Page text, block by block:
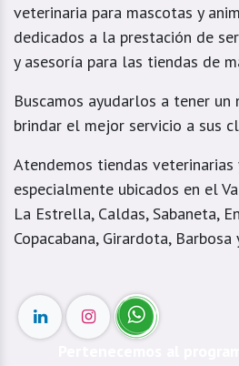
veterinaria para mascotas y
dedicados a la prestación de
y asesoría para las tiendas de
Buscamos ayudarlos a tener
brindar el mejor servicio a sus
Atendemos tiendas veterinarias
especialmente ubicados en el
La Estrella, Caldas, Sabaneta,
Copacabana, Girardota,